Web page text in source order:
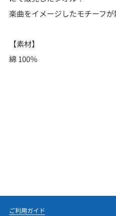
楽曲をイメージしたモチーフ
【素材】
綿 100％
ご利用ガイド